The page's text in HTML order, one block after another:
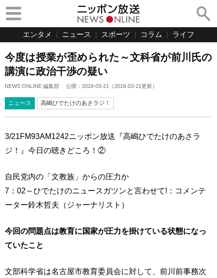
エンタメ ニュース スポーツ コラム ライフ
今度は授業が歪められた～文科省が前川氏の
講演に政治干渉の疑い
NEWS ONLINE 編集部 公開： 2018-03-21 （2018-03-21更新）
ニュース 高嶋ひでたけのあさラジ！
3/21FM93AM1242ニッポン放送『高嶋ひでたけのあさラ
ジ！』今日の聴きどころ！②
自民党内の「文教族」からの圧力か
7：02～ひでたけのニュースガツンと言わせて!：コメンテ
ーター鈴木哲夫（ジャーナリスト）
今回の問題点は教育に国家が圧力を掛けている状態になっ
ていたこと
文部科学省は名古屋市教育委員会に対して、前川前事務次